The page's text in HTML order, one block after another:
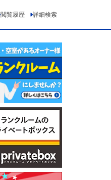
閲覧履歴 詳細検索